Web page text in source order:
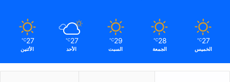
27
℃
الخميس
28
℃
الجمعة
29
℃
السبت
27
℃
الأحد
27
℃
الأثنين